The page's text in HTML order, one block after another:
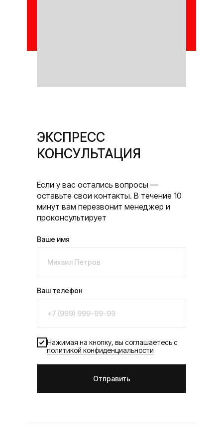
ЭКСПРЕСС
КОНСУЛЬТАЦИЯ
Если у вас остались вопросы —
оставьте свои контакты. В течение 10
минут вам перезвонит менеджер и
проконсультирует
Ваше имя
Ваш телефон
Нажимая на кнопку, вы соглашаетесь с
политикой конфиденциальности
Отправить